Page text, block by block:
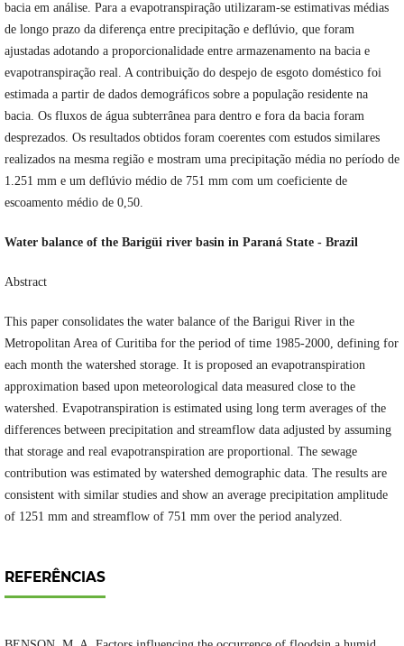
bacia em análise. Para a evapotranspiração utilizaram-se estimativas médias
de longo prazo da diferença entre precipitação e deflúvio, que foram
ajustadas adotando a proporcionalidade entre armazenamento na bacia e
evapotranspiração real. A contribuição do despejo de esgoto doméstico foi
estimada a partir de dados demográficos sobre a população residente na
bacia. Os fluxos de água subterrânea para dentro e fora da bacia foram
desprezados. Os resultados obtidos foram coerentes com estudos similares
realizados na mesma região e mostram uma precipitação média no período de
1.251 mm e um deflúvio médio de 751 mm com um coeficiente de
escoamento médio de 0,50.
Water balance of the Barigüi river basin in Paraná State - Brazil
Abstract
This paper consolidates the water balance of the Barigui River in the
Metropolitan Area of Curitiba for the period of time 1985-2000, defining for
each month the watershed storage. It is proposed an evapotranspiration
approximation based upon meteorological data measured close to the
watershed. Evapotranspiration is estimated using long term averages of the
differences between precipitation and streamflow data adjusted by assuming
that storage and real evapotranspiration are proportional. The sewage
contribution was estimated by watershed demographic data. The results are
consistent with similar studies and show an average precipitation amplitude
of 1251 mm and streamflow of 751 mm over the period analyzed.
REFERÊNCIAS